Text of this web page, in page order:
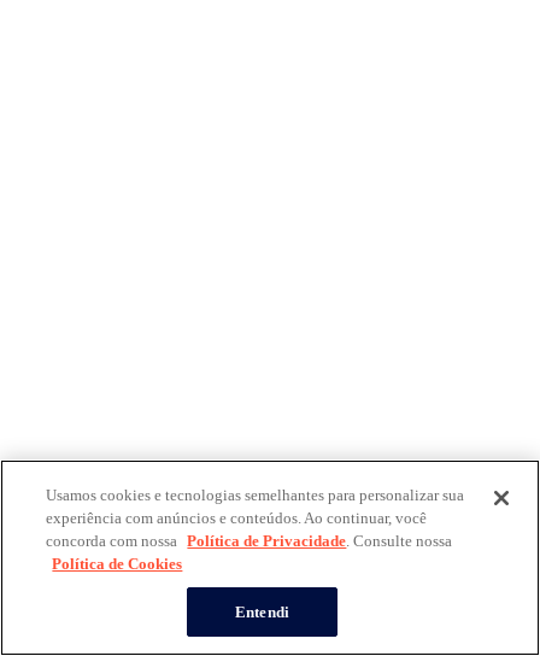
Usamos cookies e tecnologias semelhantes para personalizar sua
experiência com anúncios e conteúdos. Ao continuar, você
concorda com nossa Política de Privacidade. Consulte nossa
Política de Cookies
Entendi